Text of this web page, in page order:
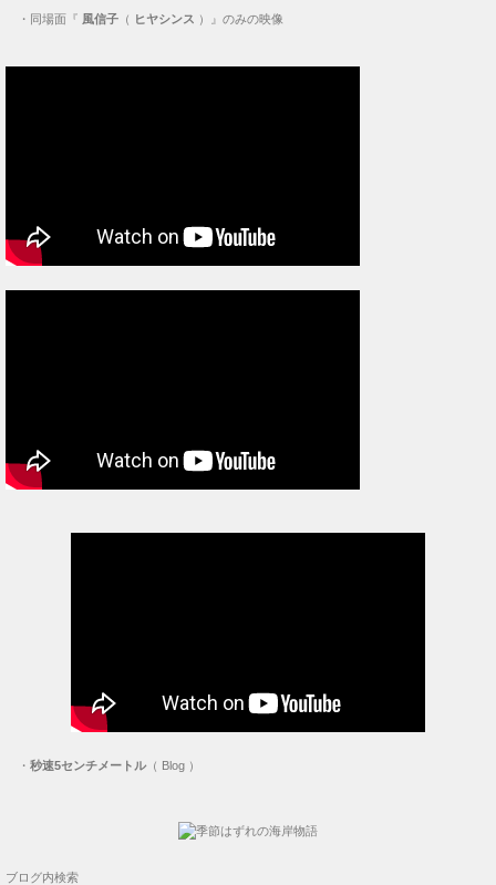
・ 同場面『 風信子 （ ヒヤシンス ）』のみの映像
・ 秒速5センチメートル（ Blog ）
ブログ内検索